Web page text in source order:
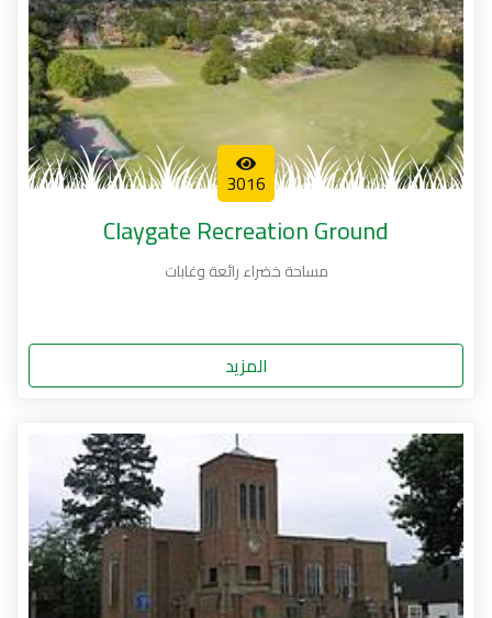
3016
Claygate Recreation Ground
مساحة خضراء رائعة وغابات
المزيد